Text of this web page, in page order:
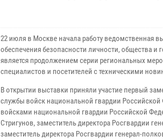
22 июля в Москве начала работу ведомственная
обеспечения безопасности личности, общества и
является продолжением серии региональных
специалистов и посетителей с техническими
В открытии выставки приняли участие первый
службы войск национальной гвардии
войсками национальной гвардии Российской
Стригунов, заместитель директора Росгвардии
заместитель директора Росгвардии генерал-